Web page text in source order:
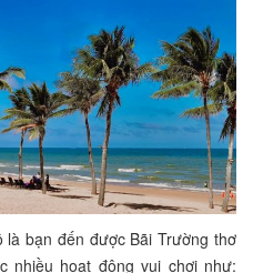
bạn đến được Bãi Trường thơ
nhiều hoạt động vui chơi như: